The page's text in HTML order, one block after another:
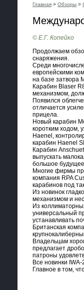
Главная > Обзоры >
© Е.Г. Копейко
Продолжаем
снаряжения.
Среди
европейскими
на базе затвора
Карабин Blaser
механизмом,
Появился
отличается
прицела.
Новый карабин
коротким ходом,
Haenel,
карабин Haenel
Карабин
выпускать
большое
Многие фирмы
компания RPA
карабинов под
Из новинок
механизмом и
Из
универсальный
устанавливать
Британская
Владельцам
предлагает
патроны
Все новинки
Главное в том,